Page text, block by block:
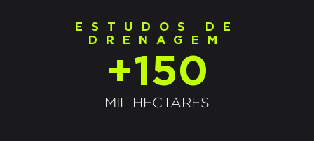
ESTUDOS DE
DRENAGEM
+150
MIL HECTARES